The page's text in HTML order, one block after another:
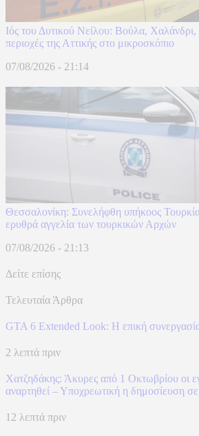
Ιός του Δυτικού Νείλου: Βούλα,
περιοχές της Αττικής στο μικροσκόπιο
07/08/2026 - 21:14
Θεσσαλονίκη: Συνελήφθη υπήκοος
ερυθρά αγγελία των τουρκικών Αρχών
07/08/2026 - 21:13
Δείτε επίσης
Τελευταία Άρθρα
GTA 6 Extended Look: Η επική
2 λεπτά πριν
Χατζηδάκης: Άκυρες από 1 Οκτωβρίου οι
αναρτηθεί – Υποχρεωτική η δημοσίευση
12 λεπτά πριν